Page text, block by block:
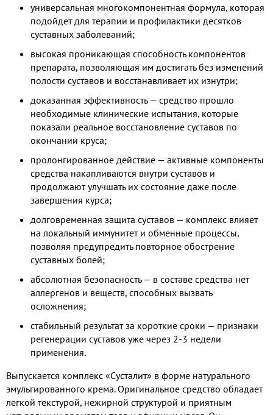
универсальная многокомпонентная формула, которая
подойдет для терапии и профилактики десятков
суставных заболеваний;
высокая проникающая способность компонентов
препарата, позволяющая им достигать без изменений
полости суставов и восстанавливает их изнутри;
доказанная эффективность — средство прошло
необходимые клинические испытания, которые
показали реальное восстановление суставов по
окончании круса;
пролонгированное действие — активные компоненты
средства накапливаются внутри суставов и
продолжают улучшать их состояние даже после
завершения курса;
долговременная защита суставов — комплекс влияет
на локальный иммунитет и обменные процессы,
позволяя предупредить повторное обострение
суставных болей;
абсолютная безопасность — в составе средства нет
аллергенов и веществ, способных вызвать
осложнения;
стабильный результат за короткие сроки — признаки
регенерации суставов уже через 2-3 недели
применения.
Выпускается комплекс «Сусталит» в форме натурального
эмульгированного крема. Оригинальное средство обладает
легкой текстурой, нежирной структурой и приятным